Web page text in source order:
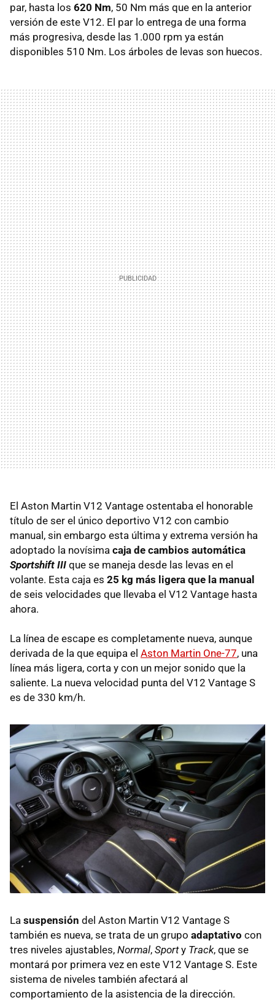
par, hasta los 620 Nm, 50 Nm más que en la anterior
versión de este V12. El par lo entrega de una forma
más progresiva, desde las 1.000 rpm ya están
disponibles 510 Nm. Los árboles de levas son huecos.
El Aston Martin V12 Vantage ostentaba el honorable
título de ser el único deportivo V12 con cambio
manual, sin embargo esta última y extrema versión ha
adoptado la novísima caja de cambios automática
Sportshift III que se maneja desde las levas en el
volante. Esta caja es 25 kg más ligera que la manual
de seis velocidades que llevaba el V12 Vantage hasta
ahora.
La línea de escape es completamente nueva, aunque
derivada de la que equipa el Aston Martin One-77, una
línea más ligera, corta y con un mejor sonido que la
saliente. La nueva velocidad punta del V12 Vantage S
es de 330 km/h.
La suspensión del Aston Martin V12 Vantage S
también es nueva, se trata de un grupo adaptativo con
tres niveles ajustables, Normal, Sporty Track, que se
montará por primera vez en este V12 Vantage S. Este
sistema de niveles también afectará al
comportamiento de la asistencia de la dirección.